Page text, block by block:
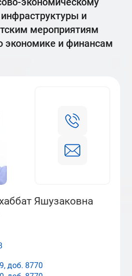
и
мероприятиям
экономике и финансам
Яшузаковна
доб. 8770